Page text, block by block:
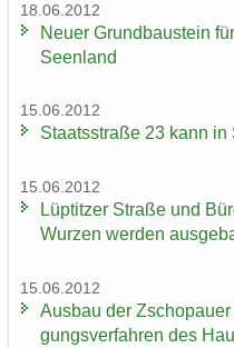
18.06.2012
Neuer Grund­bau­stein
Se­en­land
15.06.2012
Staats­stra­ße 23 kann
15.06.2012
Lüp­tit­zer Stra­ße und
Wur­zen wer­den
15.06.2012
Aus­bau der
gungs­ver­fah­ren des